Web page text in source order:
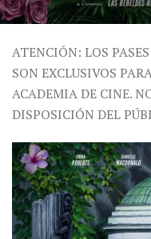
ATENCIÓN: LOS
SON EXCLUSIVOS
ACADEMIA DE CINE.
DISPOSICIÓN DEL